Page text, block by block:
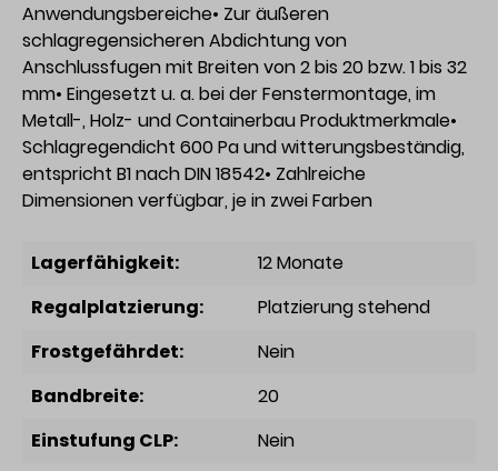
Anwendungsbereiche• Zur äußeren
schlagregensicheren Abdichtung von
Anschlussfugen mit Breiten von 2 bis 20 bzw. 1 bis 32
mm• Eingesetzt u. a. bei der Fenstermontage, im
Metall-, Holz- und Containerbau Produktmerkmale•
Schlagregendicht 600 Pa und witterungsbeständig,
entspricht B1 nach DIN 18542• Zahlreiche
Dimensionen verfügbar, je in zwei Farben
Lagerfähigkeit:
12 Monate
Regalplatzierung:
Platzierung stehend
Frostgefährdet:
Nein
Bandbreite:
20
Einstufung CLP:
Nein